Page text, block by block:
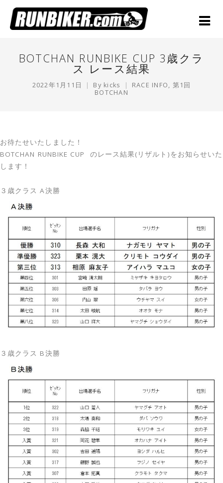
BOTCHAN RUNBIKE CUP 3歳クラ
ス レース結果
2022年1月11日 By kicks RACE INFO, 第1回
BOTCHAN
お待たせいたしました！
BOTCHAN RUNBIKE CUP のレース結果(リザルト)をお知らせいた
します！
３歳クラス A決勝
３歳クラス B決勝